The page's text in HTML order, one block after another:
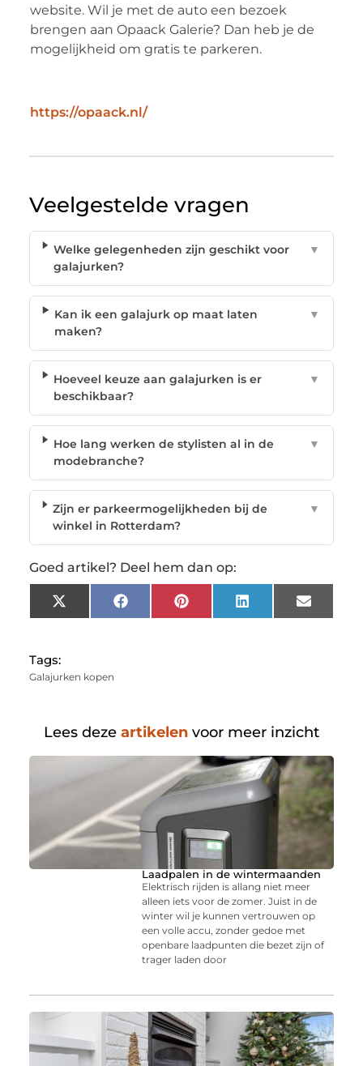
website. Wil je met de auto een bezoek
brengen aan Opaack Galerie? Dan heb je de
mogelijkheid om gratis te parkeren.
https://opaack.nl/
Veelgestelde vragen
Welke gelegenheden zijn geschikt voor
galajurken?
▼
Kan ik een galajurk op maat laten
maken?
▼
Hoeveel keuze aan galajurken is er
beschikbaar?
▼
Hoe lang werken de stylisten al in de
modebranche?
▼
Zijn er parkeermogelijkheden bij de
winkel in Rotterdam?
▼
Goed artikel? Deel hem dan op:
X
(Twitter)
FacebookPinterest LinkedIn Email
Tags:
Galajurken kopen
Lees deze artikelen voor meer inzicht
Laadpalen in de wintermaanden
Elektrisch rijden is allang niet meer
alleen iets voor de zomer. Juist in de
winter wil je kunnen vertrouwen op
een volle accu, zonder gedoe met
openbare laadpunten die bezet zijn of
trager laden door